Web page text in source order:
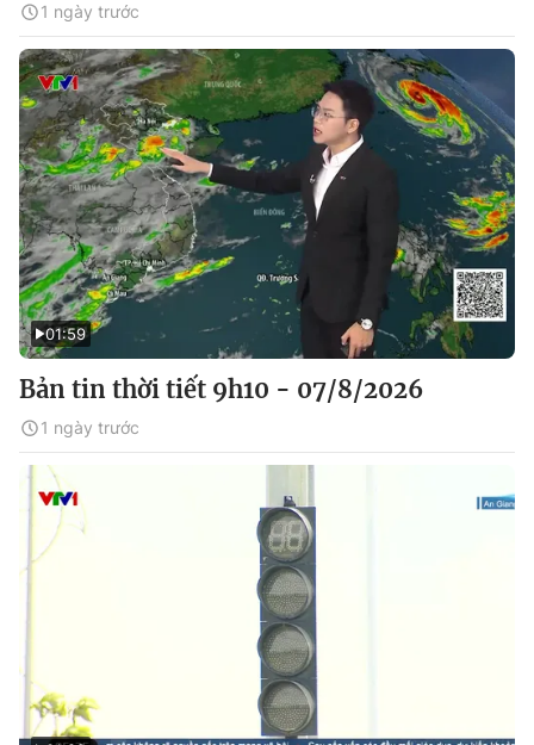
1 ngày trước
01:59
Bản tin thời tiết 9h10 - 07/8/2026
1 ngày trước